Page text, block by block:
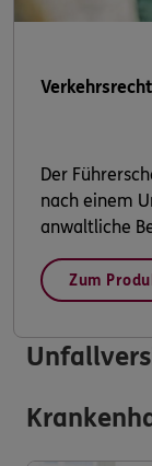
Der
nach einem
anwaltliche
Zum